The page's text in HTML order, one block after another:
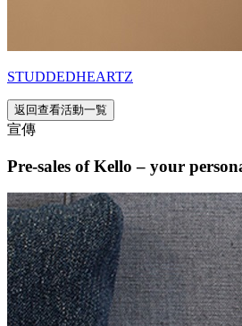
STUDDEDHEARTZ
返回查看活動一覧
宣傳
Pre-sales of Kello – your